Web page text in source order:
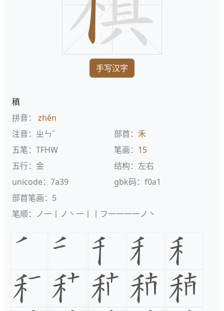
手写汉字
稹
拼音： zhěn
注音：ㄓㄣˇ
部首： 禾
五笔：TFHW
笔画： 15
五行：金
结构：左右
unicode：7a39
gbk码：f0a1
部首笔画：5
笔顺：ノ一丨ノ丶一丨丨フ一一一一ノ丶